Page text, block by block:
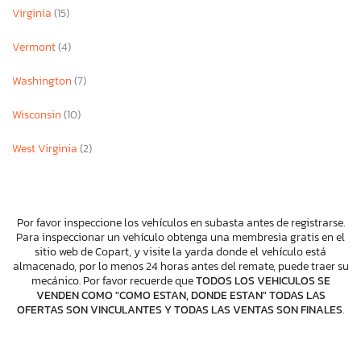
Virginia(15)
Vermont(4)
Washington(7)
Wisconsin(10)
West Virginia(2)
Por favor inspeccione los vehículos en subasta antes de registrarse.
Para inspeccionar un vehículo obtenga una membresia gratis en el
sitio web de Copart, y visite la yarda donde el vehículo está
almacenado, por lo menos 24 horas antes del remate, puede traer su
mecánico. Por favor recuerde queTODOS LOS VEHICULOS SE
VENDEN COMO "COMO ESTAN, DONDE ESTAN" TODAS LAS
OFERTAS SON VINCULANTES Y TODAS LAS VENTAS SON FINALES.